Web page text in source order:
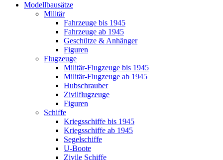
Modellbausätze
Militär
Fahrzeuge bis 1945
Fahrzeuge ab 1945
Geschütze & Anhänger
Figuren
Flugzeuge
Militär-Flugzeuge bis 1945
Militär-Flugzeuge ab 1945
Hubschrauber
Zivilflugzeuge
Figuren
Schiffe
Kriegsschiffe bis 1945
Kriegsschiffe ab 1945
Segelschiffe
U-Boote
Zivile Schiffe